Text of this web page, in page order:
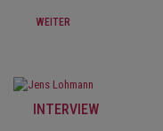
WEITER
INTERVIEW